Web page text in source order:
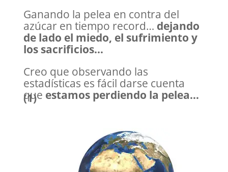
Ganando la pelea en contra del
azúcar en tiempo record… dejando
de lado el miedo, el sufrimiento y
los sacrificios…
Creo que observando las
estadísticas es fácil darse cuenta
que estamos perdiendo la pelea…
(1)